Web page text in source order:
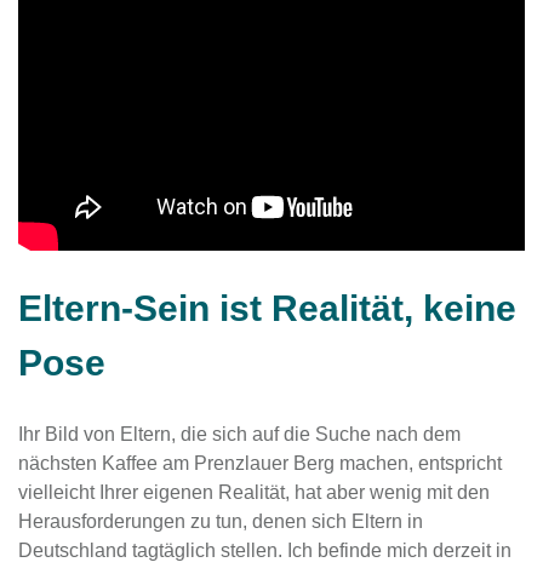
Eltern-Sein ist Realität, keine
Pose
Ihr Bild von Eltern, die sich auf die Suche nach dem
nächsten Kaffee am Prenzlauer Berg machen, entspricht
vielleicht Ihrer eigenen Realität, hat aber wenig mit den
Herausforderungen zu tun, denen sich Eltern in
Deutschland tagtäglich stellen. Ich befinde mich derzeit in